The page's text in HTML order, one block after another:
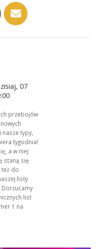
07
przebojów
typy,
tygodnia!
a w niej
staną się
też do
listy
Dorzucamy
list
1 na